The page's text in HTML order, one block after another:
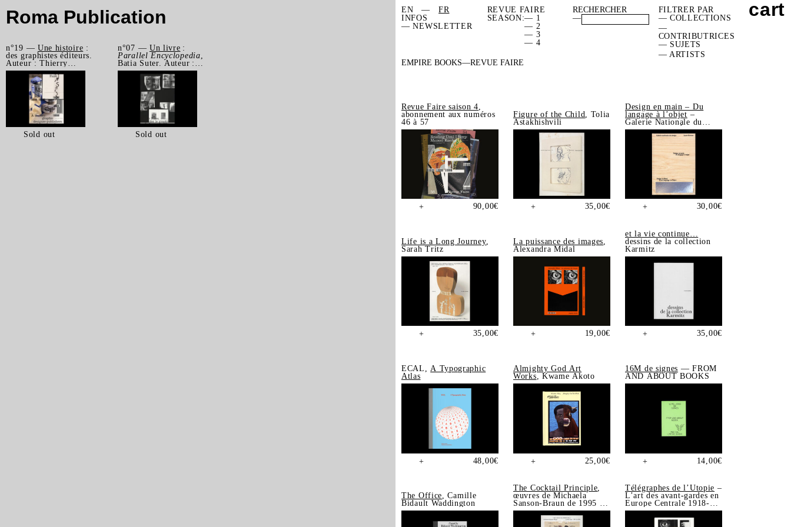
Roma Publication
n°19 — Une histoire :
des graphistes éditeurs.
Auteur : Thierry
Chancogne
Sold out
n°07 — Un livre :
Parallel Encyclopedia
Batia Suter. Auteur :
Jérôme Dupeyrat
Sold out
EN
FR
INFOS
— NEWSLETTER
REVUE FAIRE
SEASON:— 1
— 2
— 3
— 4
—
FILTRER PAR
— COLLECTIONS
—
CONTRIBUTRICES
— SUJETS
— ARTISTS
EMPIRE BOOKS
REVUE FAIRE
Revue Faire saison 4
abonnement aux numéros
46 à 57
+ 90,00€
Figure of the Child
, Tolia
Astakhishvili
+ 35,00€
Design en main – Du
langage à l’objet –
Galerie Nationale du
Design, Saint-Étienne
+ 30,00€
Life is a Long Journey,
Sarah Tritz
+ 35,00€
La puissance des images,
Alexandra Midal
+ 19,00€
et la vie continue…
dessins de la collection
Karmitz
+ 35,00€
ECAL,A Typographic
Atlas
+ 48,00€
Almighty God Art
Works, Kwame Akoto
+ 25,00€
16M de signes — FROM
AND ABOUT BOOKS
+ 14,00€
The Office, Camille
Bidault Waddington
The Cocktail Principle,
œuvres de Michaela
Sanson-Braun de 1995 à
2025
Télégraphes de l’Utopie –
L’art des avant-gardes en
Europe Centrale 1918-
1939, Sonia de Puineuf
cart